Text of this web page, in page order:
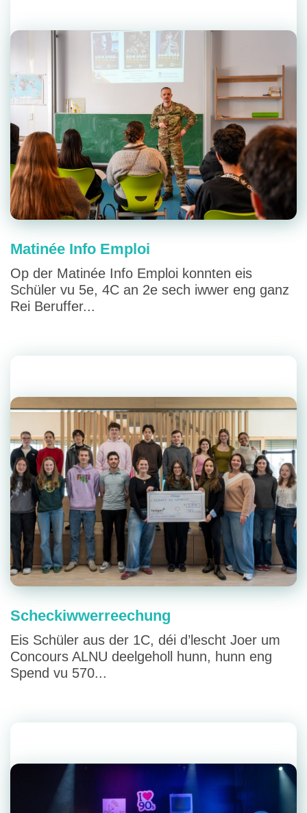
Matinée Info Emploi
Op der Matinée Info Emploi konnten eis
Schüler vu 5e, 4C an 2e sech iwwer eng ganz
Rei Beruffer...
Scheckiwwerreechung
Eis Schüler aus der 1C, déi d’lescht Joer um
Concours ALNU deelgeholl hunn, hunn eng
Spend vu 570...